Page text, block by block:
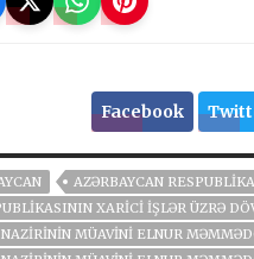
Facebook
AZƏRBAYCAN
XARICI IŞLƏR ÜZRƏ
MÜAVINI ELNUR